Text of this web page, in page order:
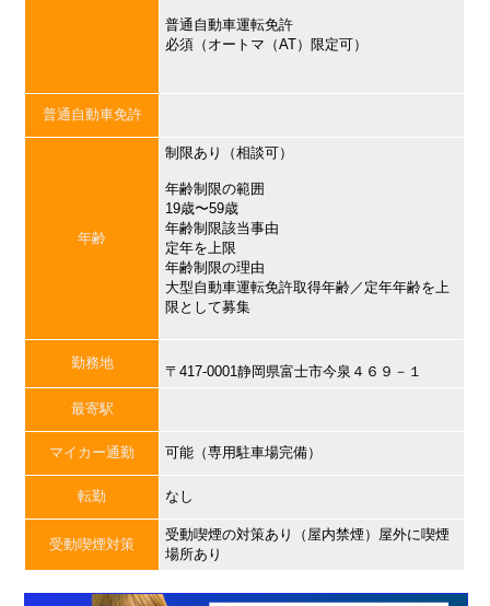
普通自動車運転免許
必須（オートマ（AT）限定可）
普通自動車免許
年齢
制限あり（相談可）
年齢制限の範囲
19歳〜59歳
年齢制限該当事由
定年を上限
年齢制限の理由
大型自動車運転免許取得年齢／定年年齢を上
限として募集
勤務地
〒417-0001静岡県富士市今泉４６９－１
最寄駅
マイカー通勤 可能（専用駐車場完備）
転勤 なし
受動喫煙対策
受動喫煙の対策あり（屋内禁煙）屋外に喫煙
場所あり